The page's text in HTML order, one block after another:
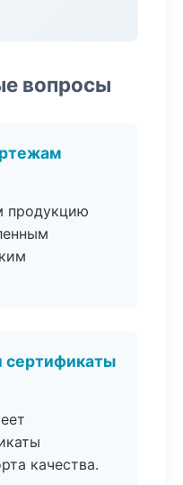
вопросы
продукцию
сертификаты
качества.